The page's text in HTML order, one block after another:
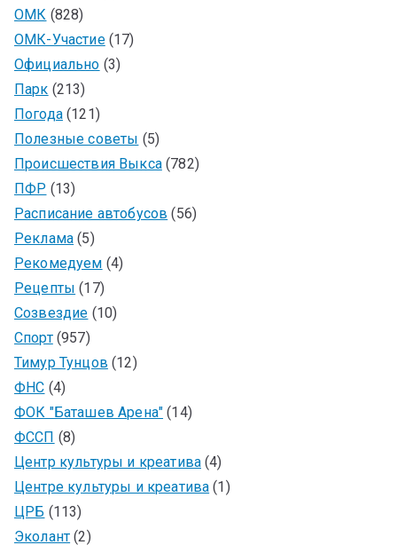
ОМК (828)
ОМК-Участие(17)
Официально (3)
Парк (213)
Погода(121)
Полезные советы (5)
Происшествия Выкса(782)
ПФР (13)
Расписание автобусов (56)
Реклама (5)
Рекомедуем (4)
Рецепты (17)
Созвездие (10)
Спорт(957)
Тимур Тунцов (12)
ФНС (4)
ФОК "Баташев Арена" (14)
ФССП (8)
Центр культуры и креатива (4)
Центре культуры и креатива (1)
ЦРБ (113)
Эколант (2)